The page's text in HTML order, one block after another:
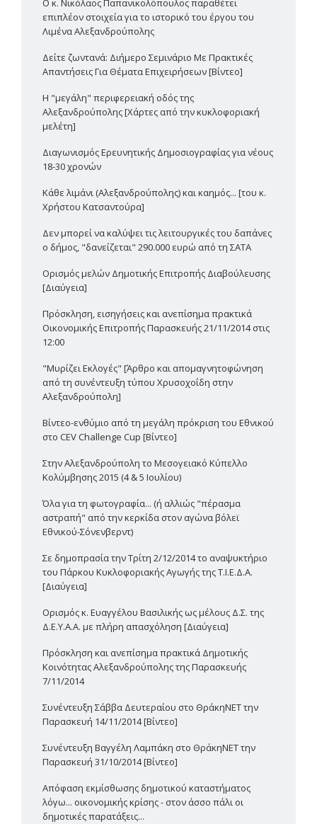
Ο κ. Νικόλαος Παπανικολόπουλος παραθέτει
επιπλέον στοιχεία για το ιστορικό του έργου του
Λιμένα Αλεξανδρούπολης
Δείτε ζωντανά: Διήμερο Σεμινάριο Με Πρακτικές
Απαντήσεις Για Θέματα Επιχειρήσεων [Βίντεο]
Η "μεγάλη" περιφερειακή οδός της
Αλεξανδρούπολης [Χάρτες από την κυκλοφοριακή
μελέτη]
Διαγωνισμός Ερευνητικής Δημοσιογραφίας για νέους
18-30 χρονών
Κάθε λιμάνι (Αλεξανδρούπολης) και καημός... [του κ.
Χρήστου Κατσαντούρα]
Δεν μπορεί να καλύψει τις λειτουργικές του δαπάνες
ο δήμος, "δανείζεται" 290.000 ευρώ από τη ΣΑΤΑ
Ορισμός μελών Δημοτικής Επιτροπής Διαβούλευσης
[Διαύγεια]
Πρόσκληση, εισηγήσεις και ανεπίσημα πρακτικά
Οικονομικής Επιτροπής Παρασκευής 21/11/2014 στις
12:00
"Μυρίζει Εκλογές" [Άρθρο και απομαγνητοφώνηση
από τη συνέντευξη τύπου Χρυσοχοΐδη στην
Αλεξανδρούπολη]
Βίντεο-ενθύμιο από τη μεγάλη πρόκριση του Εθνικού
στο CEV Challenge Cup [Βίντεο]
Στην Αλεξανδρούπολη το Μεσογειακό Κύπελλο
Κολύμβησης 2015 (4 & 5 Ιουλίου)
Όλα για τη φωτογραφία... (ή αλλιώς "πέρασμα
αστραπή" από την κερκίδα στον αγώνα βόλεϊ
Εθνικού-Σόνενβερντ)
Σε δημοπρασία την Τρίτη 2/12/2014 το αναψυκτήριο
του Πάρκου Κυκλοφοριακής Αγωγής της Τ.Ι.Ε.Δ.Α.
[Διαύγεια]
Ορισμός κ. Ευαγγέλου Βασιλικής ως μέλους Δ.Σ. της
Δ.Ε.Υ.Α.Α. με πλήρη απασχόληση [Διαύγεια]
Πρόσκληση και ανεπίσημα πρακτικά Δημοτικής
Κοινότητας Αλεξανδρούπολης της Παρασκευής
7/11/2014
Συνέντευξη Σάββα Δευτεραίου στο ΘράκηΝΕΤ την
Παρασκευή 14/11/2014 [Βίντεο]
Συνέντευξη Βαγγέλη Λαμπάκη στο ΘράκηΝΕΤ την
Παρασκευή 31/10/2014 [Βίντεο]
Απόφαση εκμίσθωσης δημοτικού καταστήματος
λόγω... οικονομικής κρίσης - στον άσσο πάλι οι
δημοτικές παρατάξεις...